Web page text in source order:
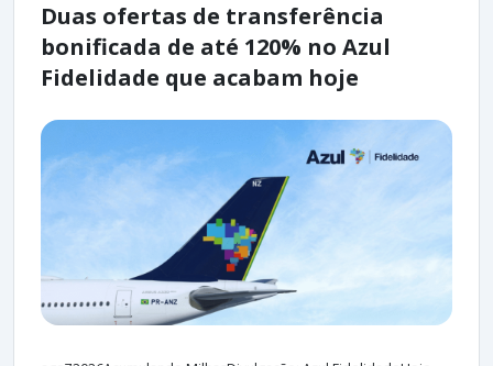
Duas ofertas de transferência
bonificada de até 120% no Azul
Fidelidade que acabam hoje